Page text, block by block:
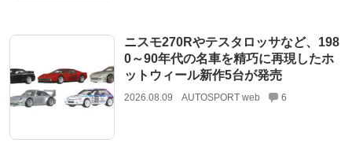
ニスモ270Rやテスタロッサなど、198
0～90年代の名車を精巧に再現したホ
ットウィール新作5台が発売
2026.08.09 AUTOSPORT web 6